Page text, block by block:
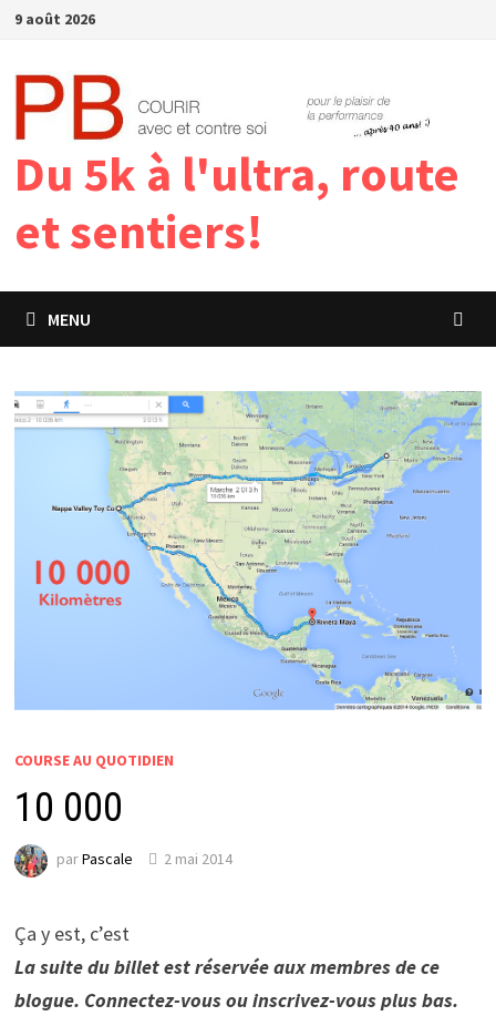
Passer
contenu
9 août 2026
Du 5k à l'ultra, route
et sentiers!
MENU
COURSE AU QUOTIDIEN
10 000
parPascale 2 mai 2014
Ça y est, c’est
La suite du billet est réservée aux membres de ce
blogue. Connectez-vous ou inscrivez-vous plus bas.